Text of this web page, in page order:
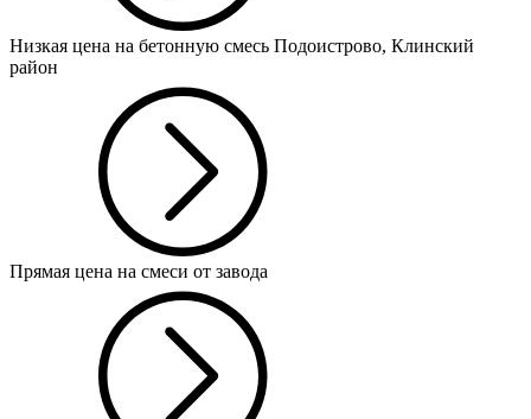
Низкая цена на бетонную смесь Подоистрово, Клинский
район
Прямая цена на смеси от завода